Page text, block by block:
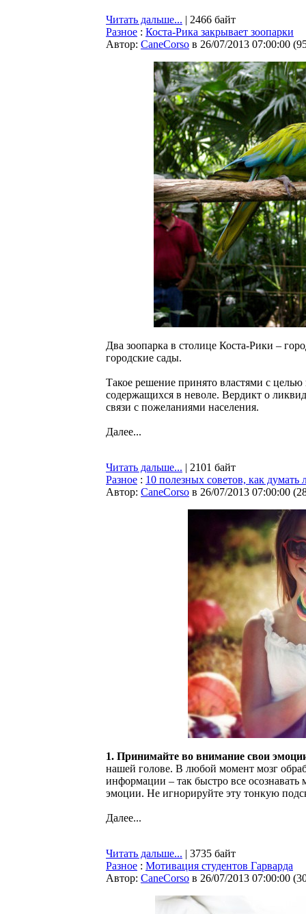
Читать дальше... | 2466 байт
Разное : Коста-Рика закрывает зоопарки
Автор: CaneCorso в 26/07/2013 07:00:00 (
Два зоопарка в столице Коста-Рики –
городские сады.
Такое решение принято властями с
содержащихся в неволе. Вердикт о
связи с пожеланиями населения.
Далее...
Читать дальше... | 2101 байт
Разное : 10 полезных советов, как думать
Автор: CaneCorso в 26/07/2013 07:00:00 (
1. Принимайте во внимание свои
нашей голове. В любой момент мозг
информации – так быстро все
эмоции. Не игнорируйте эту тонкую
Далее...
Читать дальше... | 3735 байт
Разное : Мотивация студентов Гарварда
Автор: CaneCorso в 26/07/2013 07:00:00 (